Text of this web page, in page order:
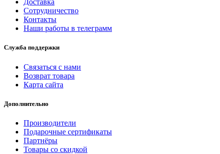
Доставка
Сотрудничество
Контакты
Наши работы в телеграмм
Служба поддержки
Связаться с нами
Возврат товара
Карта сайта
Дополнительно
Производители
Подарочные сертификаты
Партнёры
Товары со скидкой